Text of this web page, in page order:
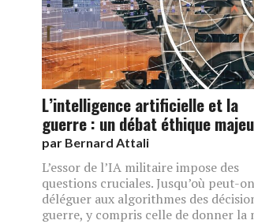
L’intelligence artificielle et la
guerre : un débat éthique
par Bernard Attali
L’essor de l’IA militaire impose des
questions cruciales. Jusqu’où peut-on
déléguer aux algorithmes des
guerre, y compris celle de donner la